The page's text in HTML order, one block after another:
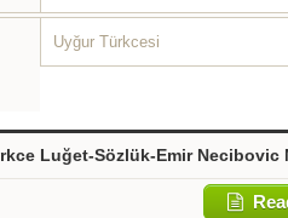
Uyğur Türkcesi
Luğet-Sözlük-Emir